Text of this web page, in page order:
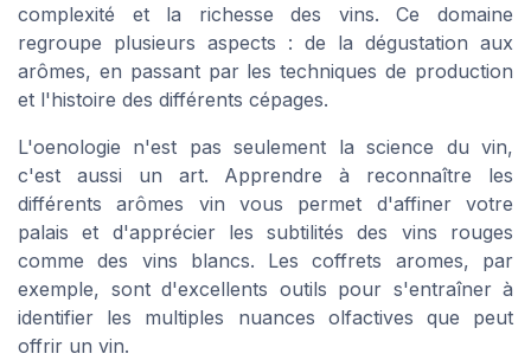
complexité et la richesse des vins. Ce domaine
regroupe plusieurs aspects : de la dégustation aux
arômes, en passant par les techniques de production
et l'histoire des différents cépages.
L'oenologie n'est pas seulement la science du vin,
c'est aussi un art. Apprendre à reconnaître les
différents arômes vin vous permet d'affiner votre
palais et d'apprécier les subtilités des vins rouges
comme des vins blancs. Les coffrets aromes, par
exemple, sont d'excellents outils pour s'entraîner à
identifier les multiples nuances olfactives que peut
offrir un vin.